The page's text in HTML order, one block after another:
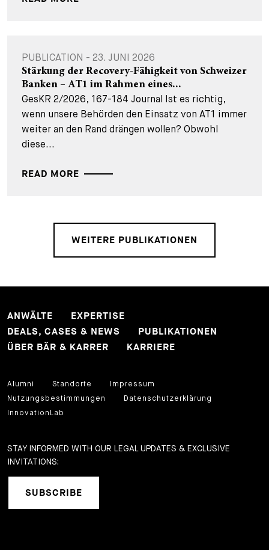
PUBLICATION - 23. JUNI 2026
Stärkung der Recovery-Fähigkeit von Schweizer
Banken – AT1 im Rahmen eines...
GesKR 2/2026, 167-184 Journal Ist es richtig,
wenn unsere Behörden den Einsatz von AT1 immer
weiter an den Rand drängen wollen? Obwohl
diese...
READ MORE
WEITERE PUBLIKATIONEN
ANWÄLTE
EXPERTISE
DEALS, CASES & NEWS
PUBLIKATIONEN
ÜBER BÄR & KARRER
KARRIERE
Alumni Standorte
Impressum
Nutzungsbestimmungen
Datenschutzerklärung
InnovationLab
STAY INFORMED WITH OUR LEGAL UPDATES & EXCLUSIVE
INVITATIONS:
SUBSCRIBE